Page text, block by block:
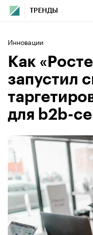
ТРЕНДЫ
Инновации
Как
запустил
для b2b-